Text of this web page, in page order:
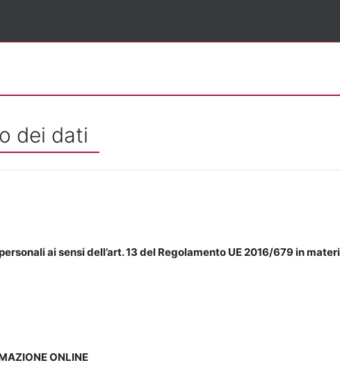
dei dati
ai sensi dell’art. 13 del Regolamento UE 2016/679 in
ONLINE